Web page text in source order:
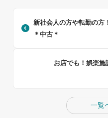
新社会人の方や転勤の方
＊中古＊
お店でも！娯楽
一覧